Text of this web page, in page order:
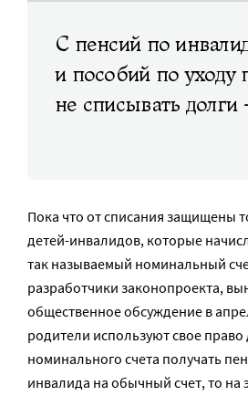
С пенсий по
и пособий по уходу
не списывать
Пока что от списания защищены
детей-инвалидов, которые
так называемый номинальный
разработчики законопроекта,
общественное обсуждение в
родители используют свое
номинального счета получать
инвалида на обычный счет, то на